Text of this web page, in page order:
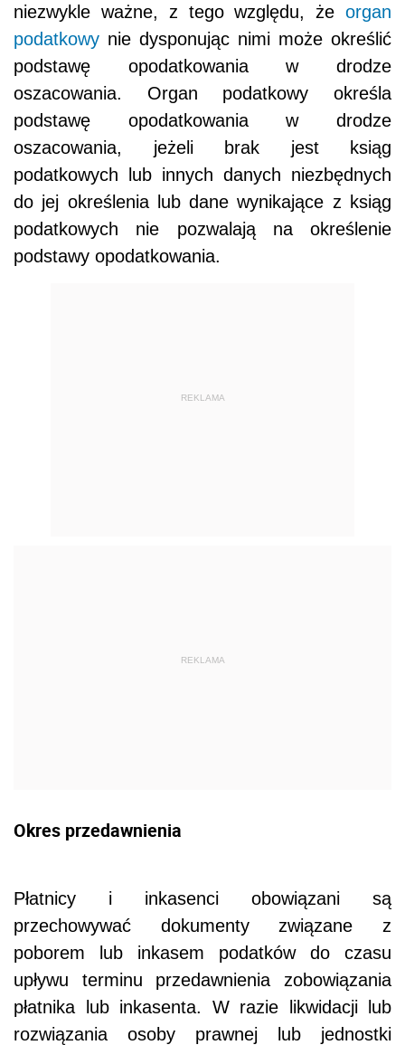
niezwykle ważne, z tego względu, że organ
podatkowy nie dysponując nimi może określić
podstawę opodatkowania w drodze
oszacowania. Organ podatkowy określa
podstawę opodatkowania w drodze
oszacowania, jeżeli brak jest ksiąg
podatkowych lub innych danych niezbędnych
do jej określenia lub dane wynikające z ksiąg
podatkowych nie pozwalają na określenie
podstawy opodatkowania.
REKLAMA
REKLAMA
Okres przedawnienia
Płatnicy i inkasenci obowiązani są
przechowywać dokumenty związane z
poborem lub inkasem podatków do czasu
upływu terminu przedawnienia zobowiązania
płatnika lub inkasenta. W razie likwidacji lub
rozwiązania osoby prawnej lub jednostki